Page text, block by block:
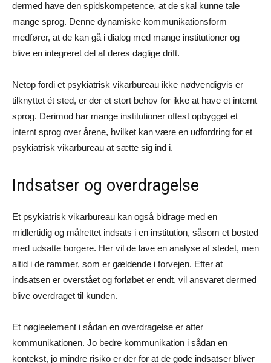
dermed have den spidskompetence, at de skal kunne tale
mange sprog. Denne dynamiske kommunikationsform
medfører, at de kan gå i dialog med mange institutioner og
blive en integreret del af deres daglige drift.
Netop fordi et psykiatrisk vikarbureau ikke nødvendigvis er
tilknyttet ét sted, er der et stort behov for ikke at have et internt
sprog. Derimod har mange institutioner oftest opbygget et
internt sprog over årene, hvilket kan være en udfordring for et
psykiatrisk vikarbureau at sætte sig ind i.
Indsatser og overdragelse
Et psykiatrisk vikarbureau kan også bidrage med en
midlertidig og målrettet indsats i en institution, såsom et bosted
med udsatte borgere. Her vil de lave en analyse af stedet, men
altid i de rammer, som er gældende i forvejen. Efter at
indsatsen er overstået og forløbet er endt, vil ansvaret dermed
blive overdraget til kunden.
Et nøgleelement i sådan en overdragelse er atter
kommunikationen. Jo bedre kommunikation i sådan en
kontekst, jo mindre risiko er der for at de gode indsatser bliver